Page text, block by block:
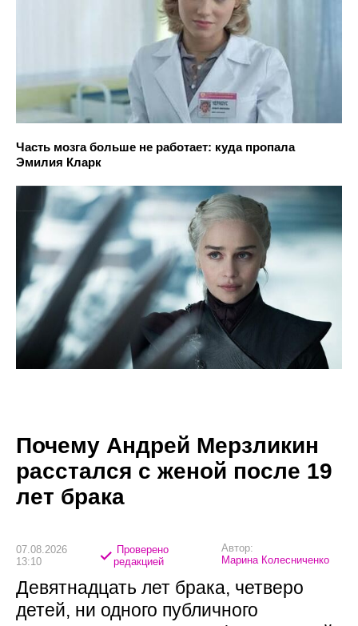
Часть мозга больше не работает: куда пропала
Эмилия Кларк
Почему Андрей Мерзликин
расстался с женой после 19
лет брака
07.08.2026
13:10
Проверено
редакцией
Автор:
Марина Колесниченко
Девятнадцать лет брака, четверо
детей, ни одного публичного